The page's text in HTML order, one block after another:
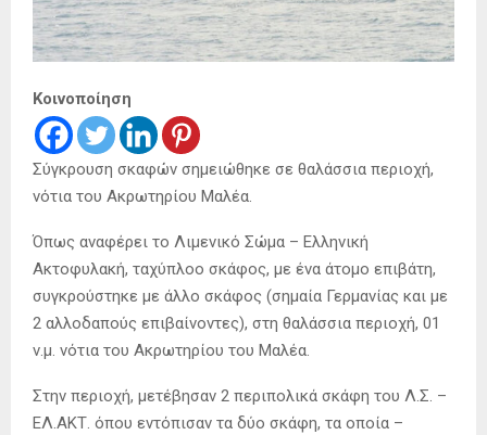
Κοινοποίηση
Σύγκρουση σκαφών σημειώθηκε σε θαλάσσια περιοχή,
νότια του Ακρωτηρίου Μαλέα.
Όπως αναφέρει το Λιμενικό Σώμα – Ελληνική
Ακτοφυλακή, ταχύπλοο σκάφος, με ένα άτομο επιβάτη,
συγκρούστηκε με άλλο σκάφος (σημαία Γερμανίας και με
2 αλλοδαπούς επιβαίνοντες), στη θαλάσσια περιοχή, 01
ν.μ. νότια του Ακρωτηρίου του Μαλέα.
Στην περιοχή, μετέβησαν 2 περιπολικά σκάφη του Λ.Σ. –
ΕΛ.ΑΚΤ. όπου εντόπισαν τα δύο σκάφη, τα οποία –